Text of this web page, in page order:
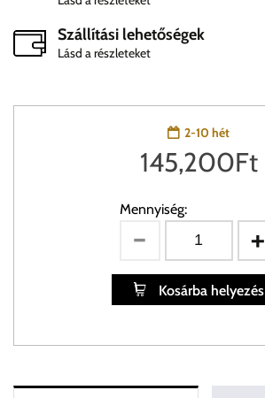
Szállítási lehetőségek
Lásd a részleteket
2-10 hét
145,200Ft
Mennyiség:
Kosárba helyezés